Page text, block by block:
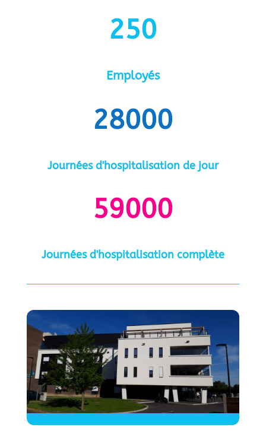
250
Employés
28000
Journées d'hospitalisation de jour
59000
Journées d'hospitalisation complète